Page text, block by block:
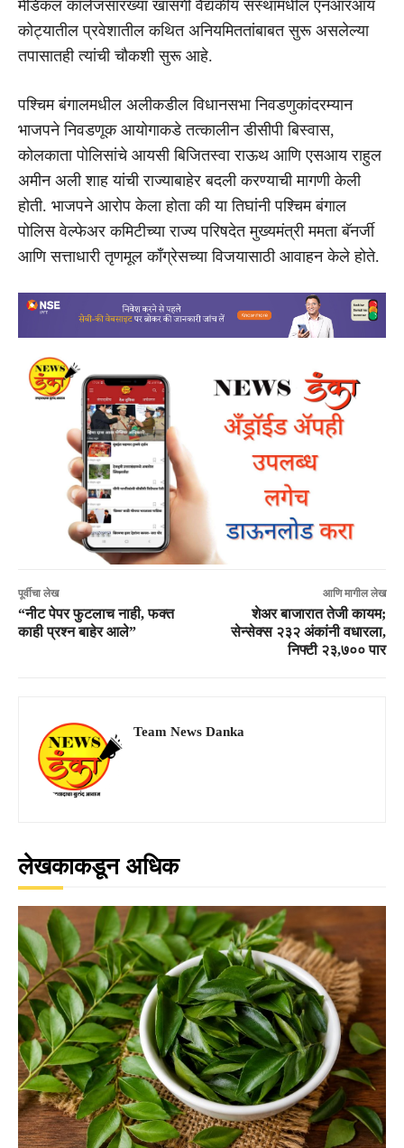
मेडिकल कॉलेजसारख्या खासगी वैद्यकीय संस्थांमधील एनआरआय
कोट्यातील प्रवेशातील कथित अनियमिततांबाबत सुरू असलेल्या
तपासातही त्यांची चौकशी सुरू आहे.
पश्चिम बंगालमधील अलीकडील विधानसभा निवडणुकांदरम्यान
भाजपने निवडणूक आयोगाकडे तत्कालीन डीसीपी बिस्वास,
कोलकाता पोलिसांचे आयसी बिजितस्वा राऊथ आणि एसआय राहुल
अमीन अली शाह यांची राज्याबाहेर बदली करण्याची मागणी केली
होती. भाजपने आरोप केला होता की या तिघांनी पश्चिम बंगाल
पोलिस वेल्फेअर कमिटीच्या राज्य परिषदेत मुख्यमंत्री ममता बॅनर्जी
आणि सत्ताधारी तृणमूल काँग्रेसच्या विजयासाठी आवाहन केले होते.
पूर्वीचा लेख
“नीट पेपर फुटलाच नाही, फक्त
काही प्रश्न बाहेर आले”
आणि मागील लेख
शेअर बाजारात तेजी कायम;
सेन्सेक्स २३२ अंकांनी वधारला,
निफ्टी २३,७०० पार
Team News Danka
लेखकाकडून अधिक